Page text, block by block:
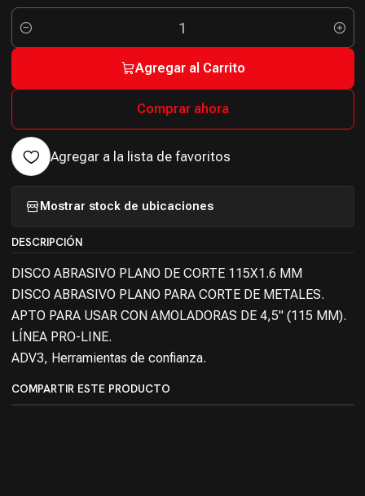
Cantidad
Agregar al Carrito
Comprar ahora
Agregar a la lista de favoritos
Mostrar stock de ubicaciones
DESCRIPCIÓN
DISCO ABRASIVO PLANO DE CORTE 115X1.6 MM
DISCO ABRASIVO PLANO PARA CORTE DE METALES.
APTO PARA USAR CON AMOLADORAS DE 4,5" (115 MM).
LÍNEA PRO-LINE.
ADV3, Herramientas de confianza.
COMPARTIR ESTE PRODUCTO